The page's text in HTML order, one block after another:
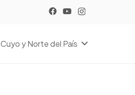
Cuyo y Norte del País